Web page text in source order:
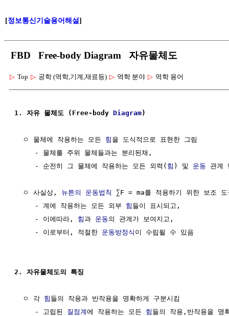
[정보통신기술용어해설]
FBD Free-body Diagram 자유물체도
▷ Top ▷ 공학 (역학,기계,재료등) ▷ 역학 분야 ▷ 역학 용어
1. 자유 물체도 (Free-body Diagram)
  ㅇ 물체에 작용하는 모든
힘 을 도식적으로 표현한 그림
     - 물체를 주위 물체들과는 분리된채,
     - 순전히 그 물체에 작용하는 모든 외력(
힘 ) 및 운동 관계
  ㅇ 사실상,
뉴튼의 운동법칙
∑F = ma를 적용하기 위한 보조 도
     - 계에 작용하는 모든 외부
힘 들이 표시되고,
     - 이에따라,
힘과 운동의 관계가 보여지고,
     - 이로부터, 적절한
운동방정식 이 수립될 수 있음
2. 자유물체도의 특징
  ㅇ 각
힘 들의 작용과 반작용을 명확하게 구분시킴
     - 고립된
질점계에 작용하는 모든 힘 들의 작용,반작용을 명